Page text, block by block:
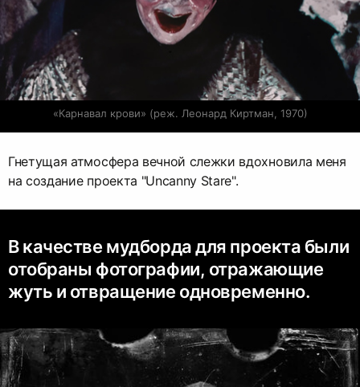
«Карнавал крови» (реж. Леонард Киртман, 1970)
Гнетущая атмосфера вечной слежки вдохновила меня
на создание проекта "Uncanny Stare".
В качестве мудборда для проекта были
отобраны фотографии, отражающие
жуть и отвращение одновременно.